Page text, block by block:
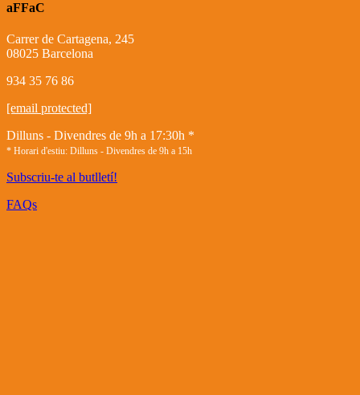
aFFaC
Carrer de Cartagena, 245
08025 Barcelona
934 35 76 86
[email protected]
Dilluns - Divendres de 9h a 17:30h *
* Horari d'estiu: Dilluns - Divendres de 9h a 15h
Subscriu-te al butlletí!
FAQs